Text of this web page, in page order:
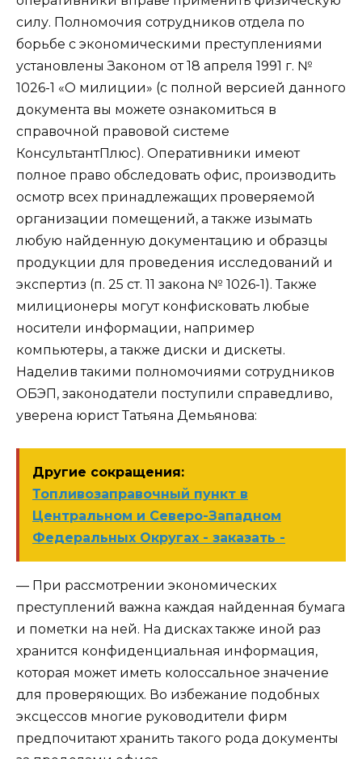
силу. Полномочия сотрудников отдела по
борьбе с экономическими преступлениями
установлены Законом от 18 апреля 1991 г. №
1026-1 «О милиции» (с полной версией данного
документа вы можете ознакомиться в
справочной правовой системе
КонсультантПлюс). Оперативники имеют
полное право обследовать офис, производить
осмотр всех принадлежащих проверяемой
организации помещений, а также изымать
любую найденную документацию и образцы
продукции для проведения исследований и
экспертиз (п. 25 ст. 11 закона № 1026-1). Также
милиционеры могут конфисковать любые
носители информации, например
компьютеры, а также диски и дискеты.
Наделив такими полномочиями сотрудников
ОБЭП, законодатели поступили справедливо,
уверена юрист Татьяна Демьянова:
Другие сокращения:
Топливозаправочный пункт в
Центральном и Северо-Западном
Федеральных Округах - заказать -
— При рассмотрении экономических
преступлений важна каждая найденная бумага
и пометки на ней. На дисках также иной раз
хранится конфиденциальная информация,
которая может иметь колоссальное значение
для проверяющих. Во избежание подобных
эксцессов многие руководители фирм
предпочитают хранить такого рода документы